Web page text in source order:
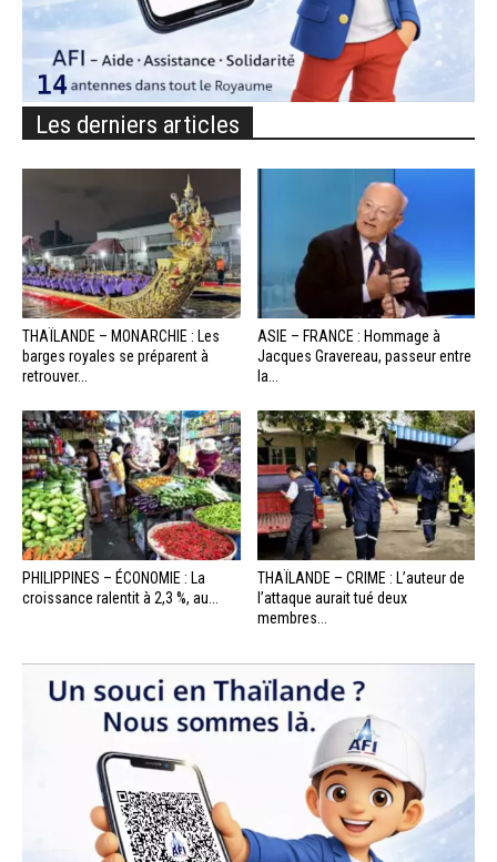
Les derniers articles
THAÏLANDE – MONARCHIE : Les
barges royales se préparent à
retrouver...
ASIE – FRANCE : Hommage à
Jacques Gravereau, passeur entre
la...
PHILIPPINES – ÉCONOMIE : La
croissance ralentit à 2,3 %, au...
THAÏLANDE – CRIME : L’auteur de
l’attaque aurait tué deux
membres...